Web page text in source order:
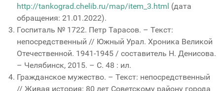
http://tankograd.chelib.ru/map/item_3.html (дата
обращения: 21.01.2022).
Госпиталь № 1722. Петр Тарасов. – Текст:
непосредственный // Южный Урал. Хроника Великой
Отечественной. 1941-1945 / составитель Н. Денисова.
– Челябинск, 2015. – С. 48 : ил.
Гражданское мужество. – Текст: непосредственный
// Живая история: 80 лет Советскому району города